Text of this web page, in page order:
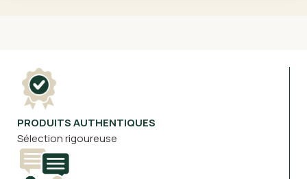
PRODUITS AUTHENTIQUES
Sélection rigoureuse